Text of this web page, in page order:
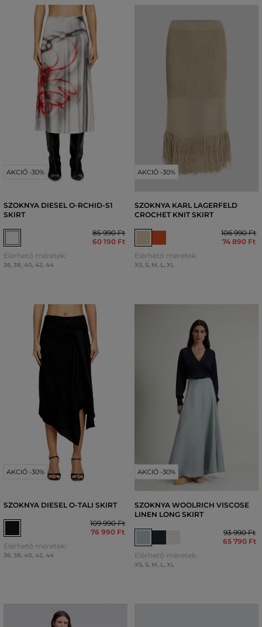
AKCIÓ -30%
SZOKNYA DIESEL O-RCHID-S1
SKIRT
85 990 Ft
60 190 Ft
Elérhető méretek:
36, 38, 40, 42, 44
AKCIÓ -30%
SZOKNYA KARL LAGERFELD
CROCHET KNIT SKIRT
106 990 Ft
74 890 Ft
Elérhető méretek:
XS, S, M, L, XL
AKCIÓ -30%
SZOKNYA DIESEL O-TALI SKIRT
109 990 Ft
76 990 Ft
Elérhető méretek:
36, 38 40 42 44
AKCIÓ -30%
SZOKNYA WOOLRICH VISCOSE
LINEN LONG SKIRT
93 990 Ft
65 790 Ft
Elérhető méretek:
XS, S, M L XL